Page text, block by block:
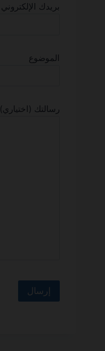
بريدك الإلكتروني
الموضوع
رسالتك (اختياري)